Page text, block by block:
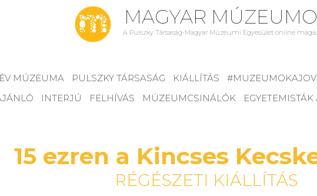
MAGYAR
A Pulszky Társaság-Magyar Múzeumi Egyesület online
MÚZEUMA PULSZKY TÁRSASÁG KIÁLLÍTÁS
INTERJÚ FELHÍVÁS MÚZEUMCSINÁLÓK
15 ezren a Kincses
RÉGÉSZETI KIÁLLÍTÁS